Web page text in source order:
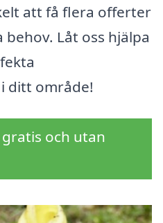
att få flera offerter
Låt oss hjälpa
ditt område!
och utan